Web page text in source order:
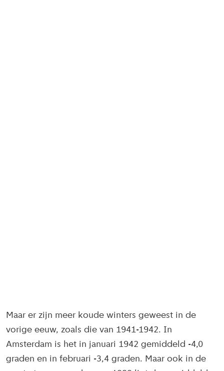
Maar er zijn meer koude winters geweest in de
vorige eeuw, zoals die van 1941-1942. In
Amsterdam is het in januari 1942 gemiddeld -4,0
graden en in februari -3,4 graden. Maar ook in de